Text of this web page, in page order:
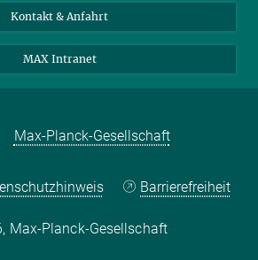
Kontakt & Anfahrt
MAX Intranet
Max-Planck-Gesellschaft
Barrierefreiheit
Max-Planck-Gesellschaft